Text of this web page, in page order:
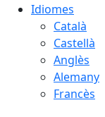
Idiomes
Català
Castellà
Anglès
Alemany
Francès